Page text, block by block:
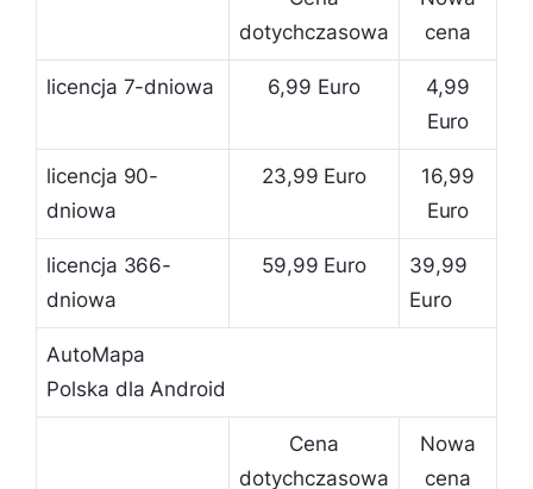
dotychczasowa
cena
licencja 7-dniowa 6,99 Euro
4,99
Euro
licencja 90-
dniowa
23,99 Euro
16,99
Euro
licencja 366-
dniowa
59,99 Euro
39,99
Euro
AutoMapa
Polska dla Android
Cena
dotychczasowa
Nowa
cena